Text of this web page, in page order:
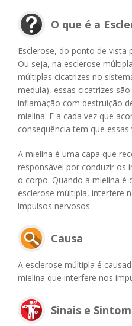
O que é a
Esclerose, do ponto de vista
Ou seja, na esclerose
múltiplas cicatrizes no
medula), essas cicatrizes
inflamação com destruição
mielina. E a cada vez que
consequência tem que essas
A mielina é uma capa que
responsável por conduzir os
o corpo. Quando a mielina é
esclerose múltipla, interfere
impulsos nervosos.
Causa
A esclerose múltipla é
mielina que interfere nos
Sinais e